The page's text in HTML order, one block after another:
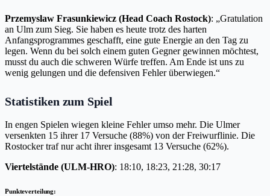
Przemyslaw Frasunkiewicz (Head Coach Rostock): „Gratulation
an Ulm zum Sieg. Sie haben es heute trotz des harten
Anfangsprogrammes geschafft, eine gute Energie an den Tag zu
legen. Wenn du bei solch einem guten Gegner gewinnen möchtest,
musst du auch die schweren Würfe treffen. Am Ende ist uns zu
wenig gelungen und die defensiven Fehler überwiegen.“
Statistiken zum Spiel
In engen Spielen wiegen kleine Fehler umso mehr. Die Ulmer
versenkten 15 ihrer 17 Versuche (88%) von der Freiwurflinie. Die
Rostocker traf nur acht ihrer insgesamt 13 Versuche (62%).
Viertelstände (ULM-HRO): 18:10, 18:23, 21:28, 30:17
Punkteverteilung: